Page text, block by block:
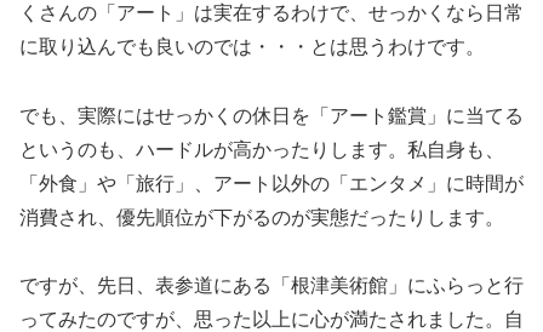
くさんの「アート」は実在するわけで、せっかくなら日常
に取り込んでも良いのでは・・・とは思うわけです。
でも、実際にはせっかくの休日を「アート鑑賞」に当てる
というのも、ハードルが高かったりします。私自身も、
「外食」や「旅行」、アート以外の「エンタメ」に時間が
消費され、優先順位が下がるのが実態だったりします。
ですが、先日、表参道にある「根津美術館」にふらっと行
ってみたのですが、思った以上に心が満たされました。自